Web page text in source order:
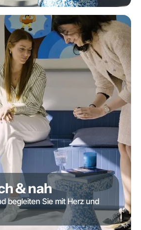
& nah
begleiten Sie mit Herz und